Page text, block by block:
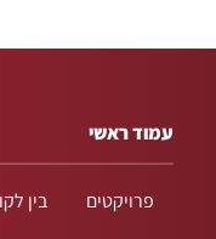
עמוד ראשי
פרויקטים בין